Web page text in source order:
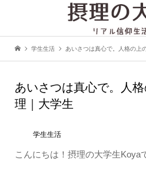
学生生活 あいさつは真心で。人格の上
あいさつは真心で。人
理｜大学生
学生生活
こんにちは！摂理の大学生Koya